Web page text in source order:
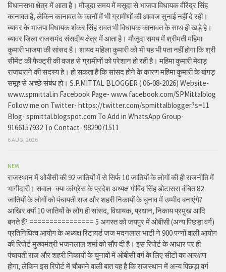
विधानसभा क्षेत्र में आता है। मौजूदा समय में मसूदा से भाजपा विधायक वीरेंद्र सिंह
कानावत है, लेकिन कानावत के कानों में भी ग्रामीणों की आवाज सुनाई नहीं दे रही।
ब्यावर के भाजपा विधायक शंकर सिंह रावत भी विधायक कानावत के साथ ही खड़े हे।
ब्यावर जिला राजसमंद संसदीय क्षेत्र में आता है। मौजूदा समय में श्रीमती महिमा
कुमारी भाजपा की सांसद है। शायद महिला कुमारी को भी यह भी पता नहीं होगा कि श्री
सीमेंट की फैक्ट्री की वजह से ग्रामीणों को परेशान हो रही है। महिमा कुमारी मेवाड़
राजघराने की सदस्य हे। हो सकता है कि सांसद होने के कारण महिमा कुमारी के बांगड़
समूह से अच्छे संबंध हो। S.P.MITTAL BLOGGER ( 06-08-2026) Website-
www.spmittal.in Facebook Page- www.facebook.com/SPMittalblog
Follow me on Twitter- https://twitter.com/spmittalblogger?s=11
Blog- spmittal.blogspot.com To Add in WhatsApp Group-
9166157932 To Contact- 9829071511
6 AUG, 2026
NEW
राजस्थान में ओबीसी की 92 जातियों में से सिर्फ 10 जातियों के लोगों की ही राजनीति में
भागीदारी। सवाल- क्या कांग्रेस के प्रदेश अध्यक्ष गोविंद सिंह डोटासरा वंचित 82
जातियों के लोगों को पंचायती राज और शहरी निकायों के चुनाव में उम्मीद बनाएंगे?
आखिर क्यों 10 जातियों के लोग ही सांसद, विधायक, प्रधान, निकाय प्रमुख आदि
बनते हैं? ================ 5 अगस्त को जयपुर में ओबीसी (अन्य पिछड़ा वर्ग)
प्रतिनिधित्व आयोग के अध्यक्ष रिटायर्ड जज मदनलाल भाटी ने 900 पन्नों वाली आयोग
की रिपोर्ट मुख्यमंत्री भजनलाल शर्मा को सौंप दी है। इस रिपोर्ट के आधार पर ही
पंचायती राज और शहरी निकायों के चुनावों में ओबीसी वर्ग के लिए सीटों का आरक्षण
होगा, लेकिन इस रिपोर्ट में चौकाने वाली बात यह है कि राजस्थान में अन्य पिछड़ा वर्ग